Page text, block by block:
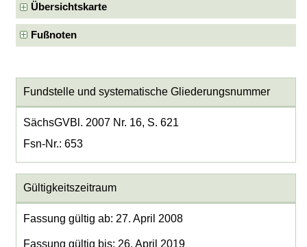
Übersichtskarte
Fußnoten
Fundstelle und systematische Gliederungsnummer
SächsGVBl. 2007 Nr. 16, S. 621
Fsn-Nr.: 653
Gültigkeitszeitraum
Fassung gültig ab: 27. April 2008
Fassung gültig bis: 26. April 2019